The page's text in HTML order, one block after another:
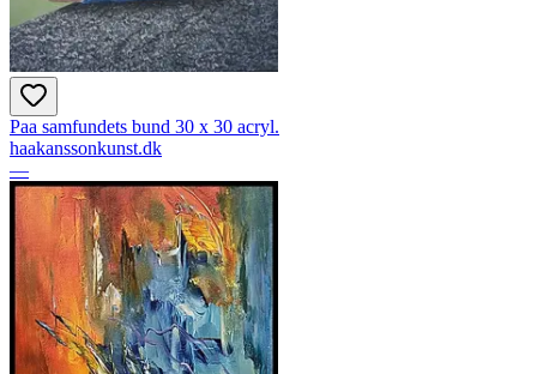
Paa samfundets bund 30 x 30 acryl.
haakanssonkunst.dk
—